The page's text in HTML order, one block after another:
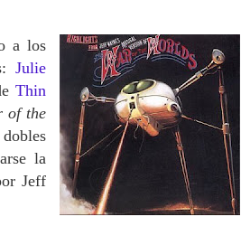
a los
Julie
Thin
of the
la
Jeff